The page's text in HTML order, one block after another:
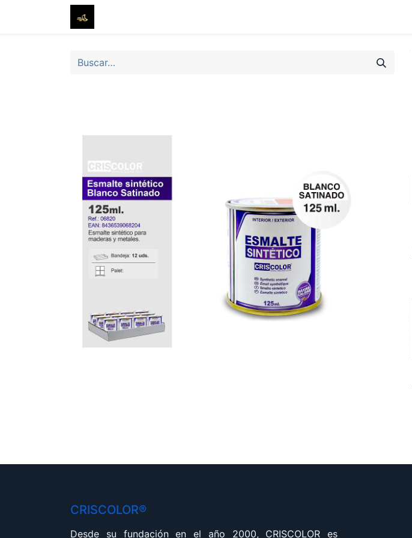
CRISCOLOR®
Desde su fundación en el año 2000, CRISCOLOR es